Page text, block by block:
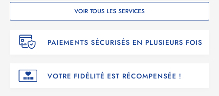
VOIR TOUS LES SERVICES
PAIEMENTS SÉCURISÉS EN PLUSIEURS FOIS
VOTRE FIDÉLITÉ EST RÉCOMPENSÉE !